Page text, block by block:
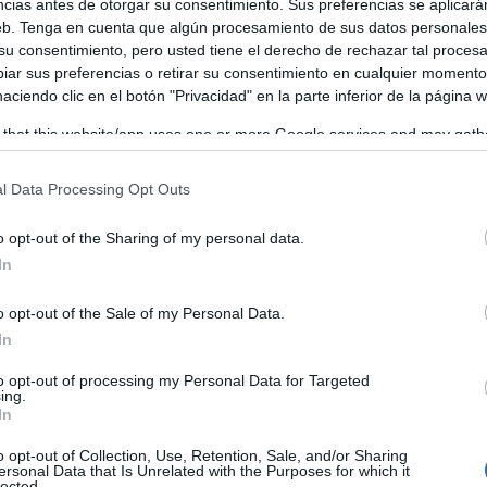
antes de otorgar su consentimiento. Sus preferencias se
Tenga en cuenta que algún procesamiento de sus datos
consentimiento, pero usted tiene el derecho de rechazar tal
sus preferencias o retirar su consentimiento en cualquier
clic en el botón "Privacidad" en la parte inferior de la página
that this website/app uses one or more Google services and may
but not limited to your visit or usage behaviour. You may
consent section.
Data Processing Opt Outs
opt-out of the Sharing of my personal data.
opt-out of the Sale of my Personal Data.
opt-out of processing my Personal Data for Targeted
opt-out of Collection, Use, Retention, Sale, and/or Sharing
Data that Is Unrelated with the Purposes for which it
el último tramo del mes de septiembre, las olas de calor
de la comunidad. Las zonas más cálidas serán: